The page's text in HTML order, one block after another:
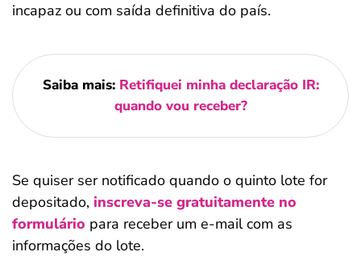
incapaz ou com saída definitiva do país.
Saiba mais: Retifiquei minha declaração IR:
quando vou receber?
Se quiser ser notificado quando o quinto lote for
depositado, inscreva-se gratuitamente no
formulário para receber um e-mail com as
informações do lote.